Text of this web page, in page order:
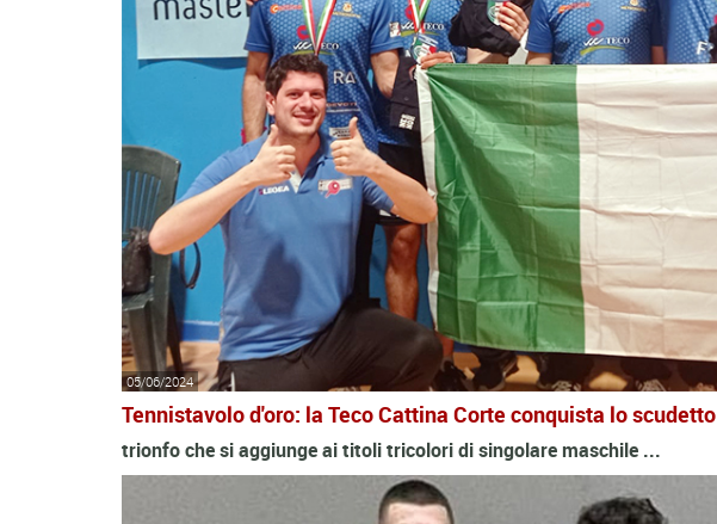
05/06/2024
Tennistavolo d'oro: la Teco Cattina Corte conquista lo scudetto
trionfo che si aggiunge ai titoli tricolori di singolare maschile ...